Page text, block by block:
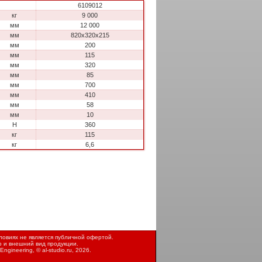
6109012
кг
9 000
мм
12 000
мм
820x320x215
мм
200
мм
115
мм
320
мм
85
мм
700
мм
410
мм
58
мм
10
H
360
кг
115
кг
6,6
не является публичной офертой.
и внешний вид продукции.
©al-studio.ru , 2026.